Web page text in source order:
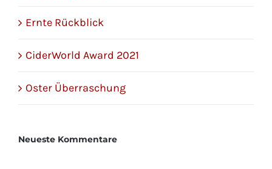
Ernte Rückblick
CiderWorld Award 2021
Oster Überraschung
Neueste Kommentare